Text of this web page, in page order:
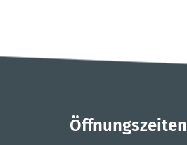
Öffnungszeiten